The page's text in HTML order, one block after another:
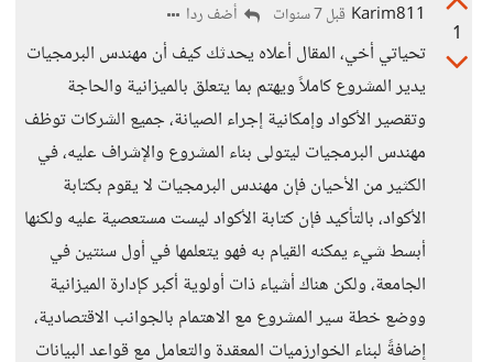
1
Karim811 قبل 7 سنوات أضف ردا
تحياتي أخي، المقال أعلاه يحدثك كيف أن مهندس البرمجيات
يدير المشروع كاملاً ويهتم بما يتعلق بالميزانية والحاجة
وتقصير الأكواد وإمكانية إجراء الصيانة، جميع الشركات توظف
مهندس البرمجيات ليتولى بناء المشروع والإشراف عليه، في
الكثير من الأحيان فإن مهندس البرمجيات لا يقوم بكتابة
الأكواد، بالتأكيد فإن كتابة الأكواد ليست مستعصية عليه ولكنها
أبسط شيء يمكنه القيام به فهو يتعلمها في أول سنتين في
الجامعة، ولكن هناك أشياء ذات أولوية أكبر كإدارة الميزانية
ووضع خطة سير المشروع مع الاهتمام بالجوانب الاقتصادية،
إضافةً لبناء الخوارزميات المعقدة والتعامل مع قواعد البيانات